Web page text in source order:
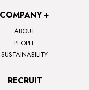
COMPANY +
ABOUT
PEOPLE
SUSTAINABILITY
RECRUIT